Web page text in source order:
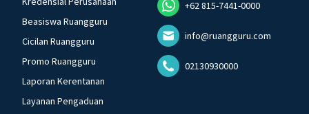
Beasiswa Ruangguru
Cicilan Ruangguru
Promo Ruangguru
Laporan Kerentanan
Layanan Pengaduan
+62 815-7441-0000
info@ruangguru.com
02130930000